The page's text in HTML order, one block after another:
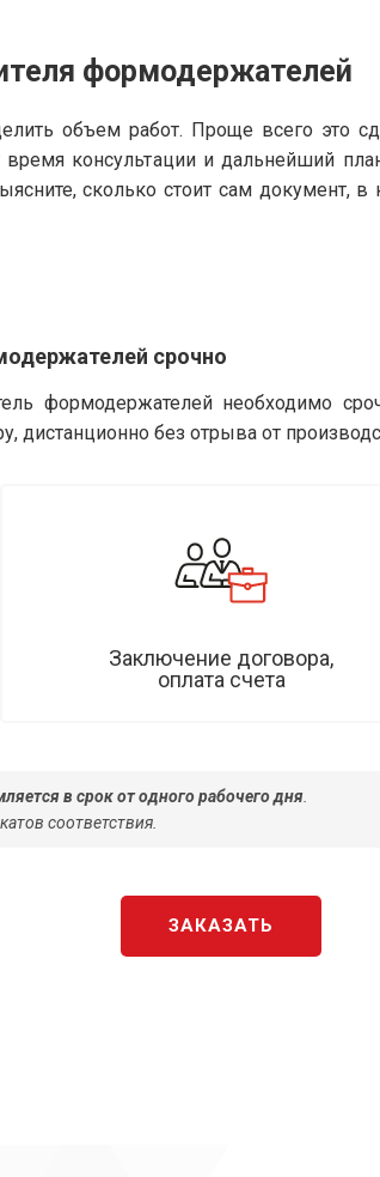
формодержателей
объем работ. Проще всего это
консультации и дальнейший
сколько стоит сам документ,
срочно
формодержателей необходимо
дистанционно без отрыва от
Заключение договора,
оплата счета
в срок от одного рабочего дня
соответствия.
ЗАКАЗАТЬ